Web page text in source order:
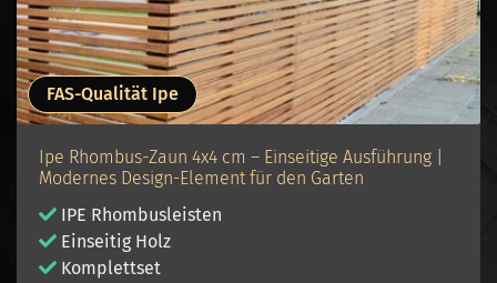
FAS-Qualität Ipe
Ipe Rhombus-Zaun 4x4 cm – Einseitige Ausführung |
Modernes Design-Element für den Garten
IPE Rhombusleisten
Einseitig Holz
Komplettset